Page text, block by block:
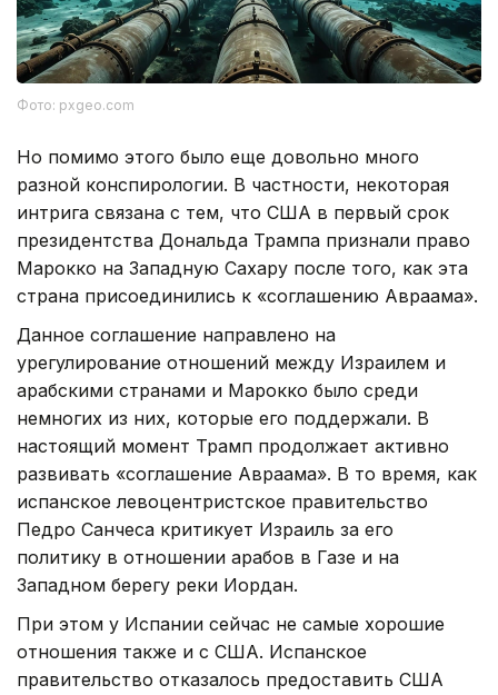
Фото: pxgeo.com
Но помимо этого было еще довольно много
разной конспирологии. В частности, некоторая
интрига связана с тем, что США в первый срок
президентства Дональда Трампа признали право
Марокко на Западную Сахару после того, как эта
страна присоединились к «соглашению Авраама».
Данное соглашение направлено на
урегулирование отношений между Израилем и
арабскими странами и Марокко было среди
немногих из них, которые его поддержали. В
настоящий момент Трамп продолжает активно
развивать «соглашение Авраама». В то время, как
испанское левоцентристское правительство
Педро Санчеса критикует Израиль за его
политику в отношении арабов в Газе и на
Западном берегу реки Иордан.
При этом у Испании сейчас не самые хорошие
отношения также и с США. Испанское
правительство отказалось предоставить США